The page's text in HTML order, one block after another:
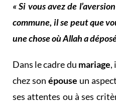
« Si vous avez de
commune, il se peut que
une chose où Allah a
Dans le cadre du mariage,
chez son épouse un
ses attentes ou à ses